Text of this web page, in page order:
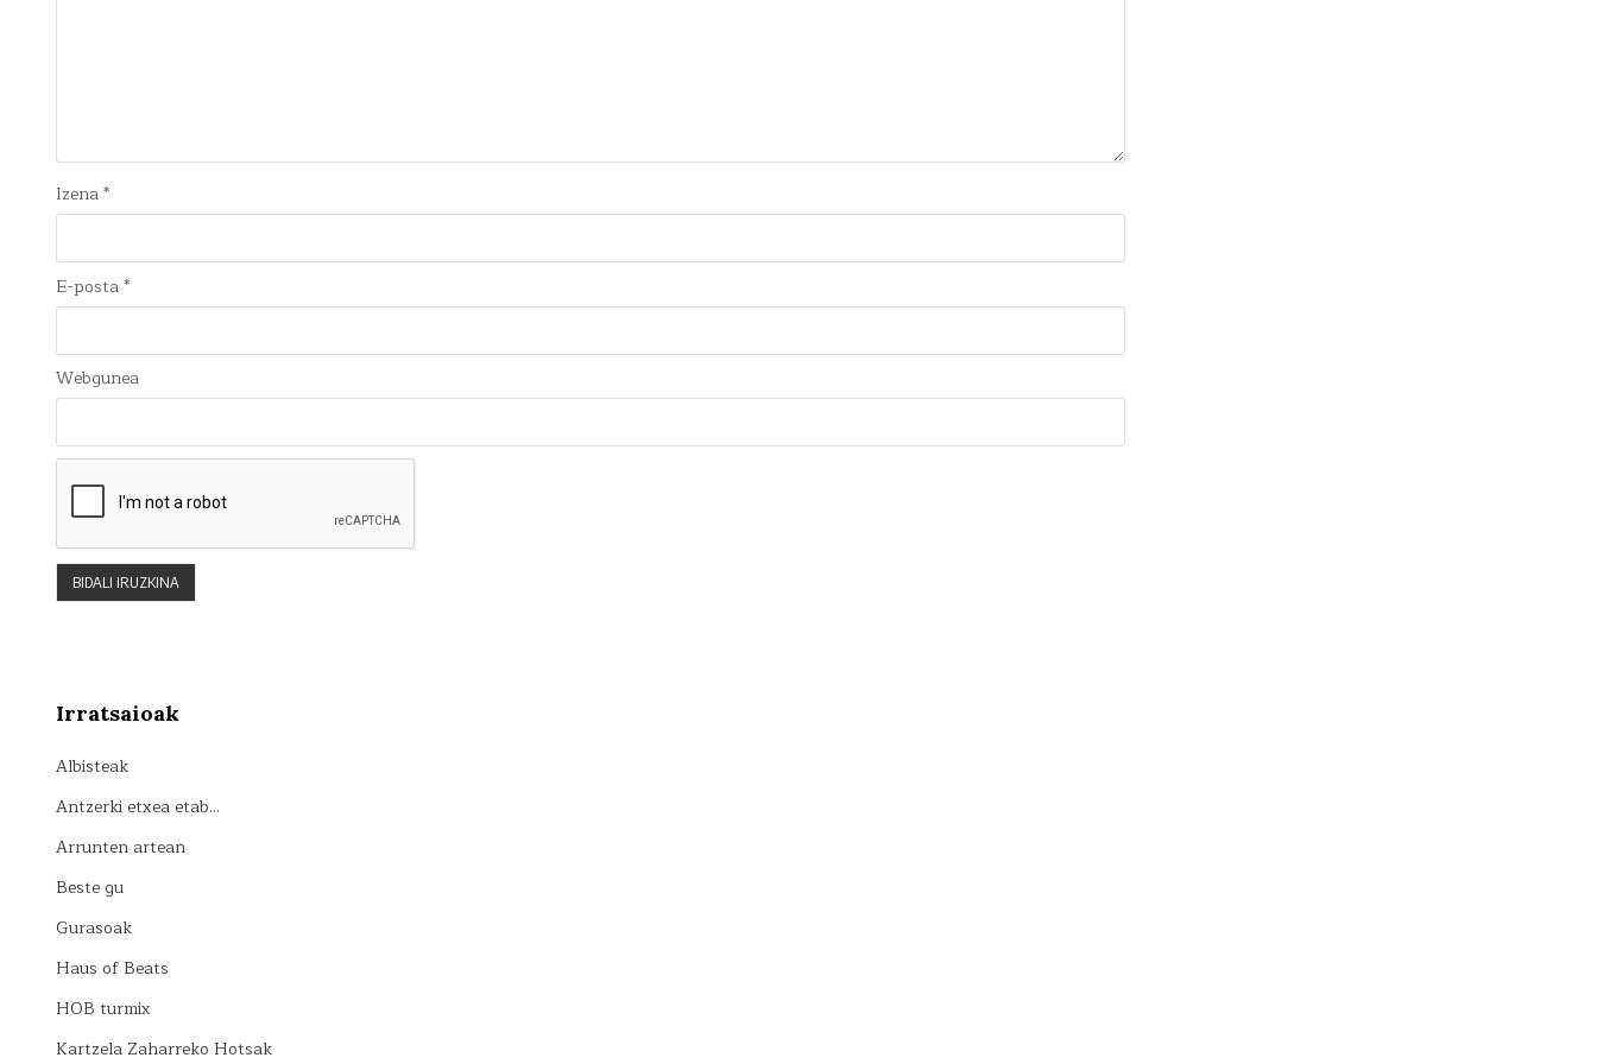
Izena*
E-posta*
Webgunea
Irratsaioak
Albisteak
Antzerki etxea etab…
Arrunten artean
Beste gu
Gurasoak
Haus of Beats
HOB turmix
Kartzela Zaharreko Hotsak